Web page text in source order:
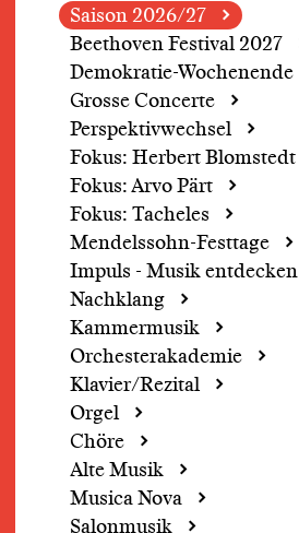
Saison 2026/27
Beethoven Festival 2027
Demokratie-Wochenende
Grosse Concerte
Perspektivwechsel
Fokus: Herbert Blomstedt
Fokus: Arvo Pärt
Fokus: Tacheles
Mendelssohn-Festtage
Impuls - Musik entdecken
Nachklang
Kammermusik
Orchesterakademie
Klavier/Rezital
Orgel
Chöre
Alte Musik
Musica Nova
Salonmusik